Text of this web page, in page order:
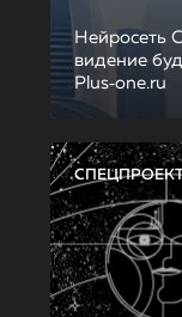
Нейросеть
видение
Plus‑one.ru